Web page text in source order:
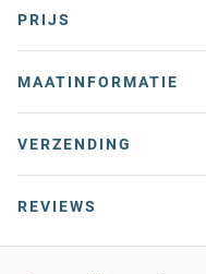
PRIJS
MAATINFORMATIE
VERZENDING
REVIEWS